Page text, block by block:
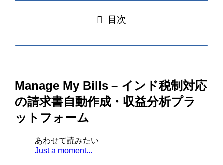
目次
Manage My Bills – インド税制対応
の請求書自動作成・収益分析プラ
ットフォーム
あわせて読みたい
Just a moment...